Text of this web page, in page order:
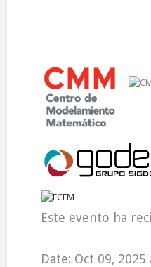
Este evento ha
Date: Oct 09, 2025